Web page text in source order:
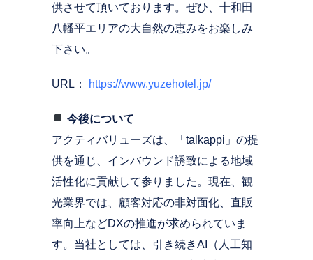
供させて頂いております。ぜひ、十和田
八幡平エリアの大自然の恵みをお楽しみ
下さい。
URL： https://www.yuzehotel.jp/
今後について
アクティバリューズは、「talkappi」の提
供を通じ、インバウンド誘致による地域
活性化に貢献して参りました。現在、観
光業界では、顧客対応の非対面化、直販
率向上などDXの推進が求められていま
す。当社としては、引き続きAI（人工知